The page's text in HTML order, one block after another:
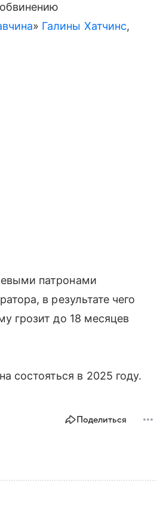
» Галины Хатчинс,
патронами
в результате чего
грозит до 18 месяцев
состояться в 2025 году.
Поделиться